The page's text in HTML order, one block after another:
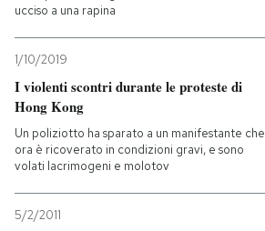
ucciso a una rapina
1/10/2019
I violenti scontri durante le proteste di
Hong Kong
Un poliziotto ha sparato a un manifestante che
ora è ricoverato in condizioni gravi, e sono
volati lacrimogeni e molotov
5/2/2011